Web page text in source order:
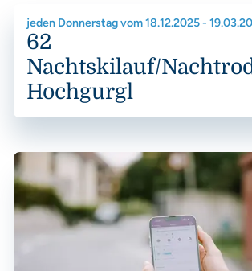
Fahrpläne Sommer
54B – Wanderbus Windach
70 – Gletscher Sölden
335 – Timmelsjoch-Moos (IT)
62
Nachtskilauf/
Hochgurgl
jeden Donnerstag vom 18.12.2025 -